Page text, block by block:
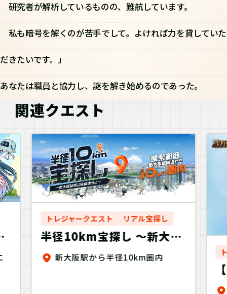
研究者が解析しているものの、難航しています。
私も暗号を解くのが苦手でして。よければ力を貸していた
だきたいです。」
あなたは職員と協力し、謎を解き始めるのであった。
関連クエスト
トレジャークエスト リアル宝探し
半径10km宝探し ～新大阪
駅周辺を探索せよ～
新大阪駅から半径10km圏内